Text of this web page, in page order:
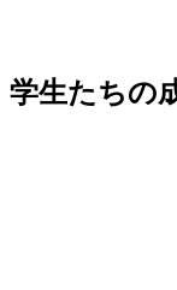
学生たちの